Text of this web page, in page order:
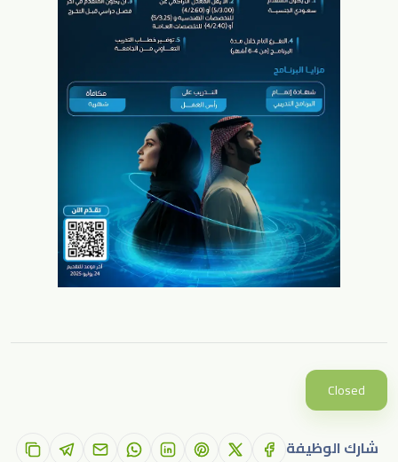
Closed
شارك الوظيفة